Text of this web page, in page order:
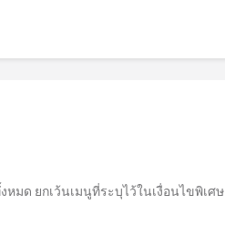
มด ยกเว้นเมนูที่ระบุไว้ในเงื่อนไขพิเศษ